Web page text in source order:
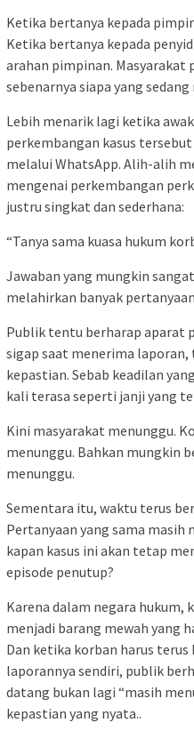
Ketika bertanya kepada
Ketika bertanya kepada
arahan pimpinan. Masyarakat
sebenarnya siapa yang
Lebih menarik lagi ketika
perkembangan kasus
melalui WhatsApp. Alih-alih
mengenai perkembangan
justru singkat dan sederhana:
“Tanya sama kuasa hukum
Jawaban yang mungkin
melahirkan banyak
Publik tentu berharap aparat
sigap saat menerima
kepastian. Sebab keadilan
kali terasa seperti janji yang
Kini masyarakat menunggu.
menunggu. Bahkan mungkin
menunggu.
Sementara itu, waktu terus
Pertanyaan yang sama masih
kapan kasus ini akan tetap
episode penutup?
Karena dalam negara hukum,
menjadi barang mewah yang
Dan ketika korban harus
laporannya sendiri, publik
datang bukan lagi “masih
kepastian yang nyata..